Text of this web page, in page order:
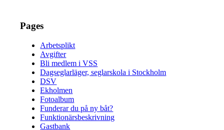
Pages
Arbetsplikt
Avgifter
Bli medlem i VSS
Dagseglarläger, seglarskola i Stockholm
DSV
Ekholmen
Fotoalbum
Funderar du på ny båt?
Funktionärsbeskrivning
Gastbank